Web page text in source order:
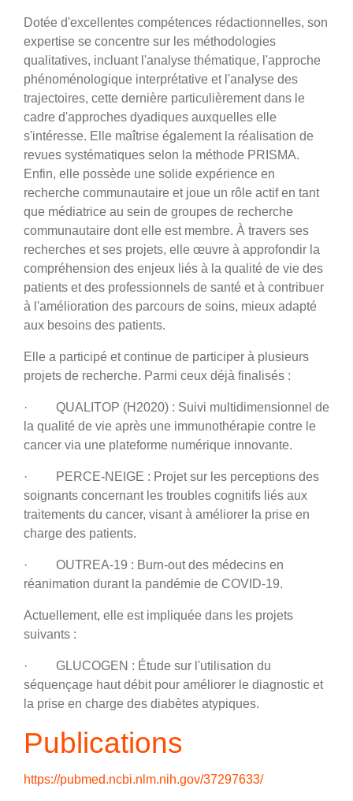
Dotée d'excellentes compétences rédactionnelles, son
expertise se concentre sur les méthodologies
qualitatives, incluant l'analyse thématique, l'approche
phénoménologique interprétative et l'analyse des
trajectoires, cette dernière particulièrement dans le
cadre d'approches dyadiques auxquelles elle
s'intéresse. Elle maîtrise également la réalisation de
revues systématiques selon la méthode PRISMA.
Enfin, elle possède une solide expérience en
recherche communautaire et joue un rôle actif en tant
que médiatrice au sein de groupes de recherche
communautaire dont elle est membre. À travers ses
recherches et ses projets, elle œuvre à approfondir la
compréhension des enjeux liés à la qualité de vie des
patients et des professionnels de santé et à contribuer
à l'amélioration des parcours de soins, mieux adapté
aux besoins des patients.
Elle a participé et continue de participer à plusieurs
projets de recherche. Parmi ceux déjà finalisés :
· QUALITOP (H2020) : Suivi multidimensionnel de
la qualité de vie après une immunothérapie contre le
cancer via une plateforme numérique innovante.
· PERCE-NEIGE : Projet sur les perceptions des
soignants concernant les troubles cognitifs liés aux
traitements du cancer, visant à améliorer la prise en
charge des patients.
· OUTREA-19 : Burn-out des médecins en
réanimation durant la pandémie de COVID-19.
Actuellement, elle est impliquée dans les projets
suivants :
· GLUCOGEN : Étude sur l'utilisation du
séquençage haut débit pour améliorer le diagnostic et
la prise en charge des diabètes atypiques.
Publications
https://pubmed.ncbi.nlm.nih.gov/37297633/